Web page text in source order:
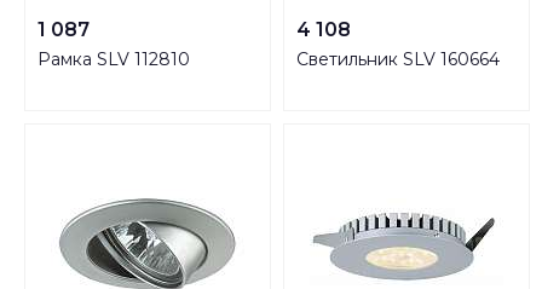
1 087
Рамка SLV 112810
4 108
Светильник SLV 160664